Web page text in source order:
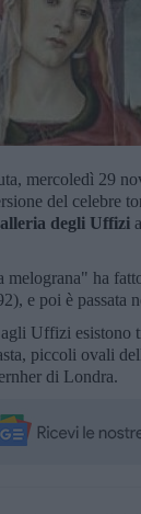
mercoledì 29
del celebre
degli Uffizi
ha
e poi è passata
Uffizi esistono
piccoli ovali
di Londra.